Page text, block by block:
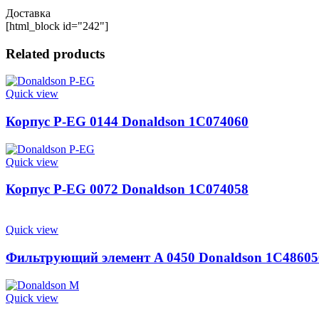
Доставка
[html_block id="242"]
Related products
Quick view
Корпус P-EG 0144 Donaldson 1C074060
Quick view
Корпус P-EG 0072 Donaldson 1C074058
Quick view
Фильтрующий элемент A 0450 Donaldson
Quick view